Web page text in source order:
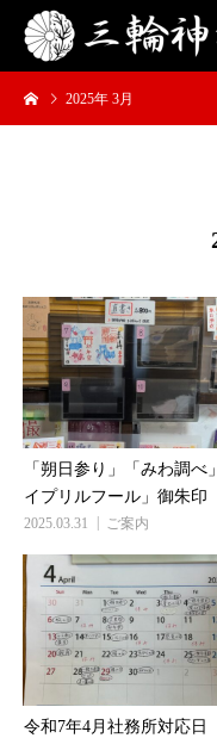
2025年 3月
「朔日参り」「みわ調べ
イプリルフール」御朱印
2025.03.31 ご案内
令和7年4月社務所対応日